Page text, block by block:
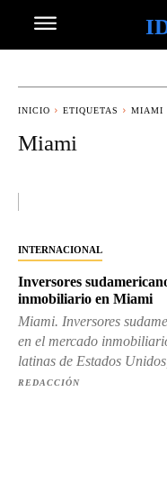
INICIO ETIQUETAS MIAMI
Miami
INTERNACIONAL
Inversores
inmobiliario en Miami
Miami. Inversores
en el mercado
latinas de Estados
REDACCIÓN